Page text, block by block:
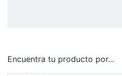
Encuentra tu producto por...